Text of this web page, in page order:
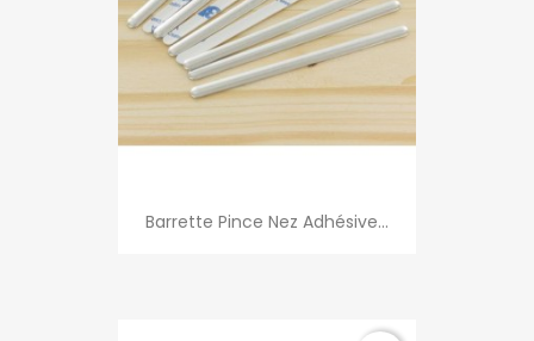
Barrette Pince Nez Adhésive...